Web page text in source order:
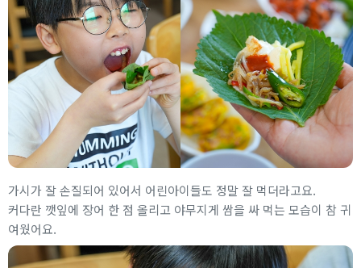
가시가 잘 손질되어 있어서 어린아이들도 정말 잘 먹더라고요.
커다란 깻잎에 장어 한 점 올리고 야무지게 쌈을 싸 먹는 모습이 참 귀
여웠어요.